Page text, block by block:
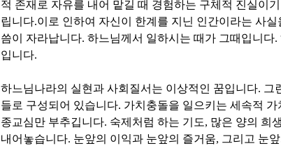
적 존재로 자유를 내어 맡길 때 경험하는 구체적 진실이
립니다.이로 인하여 자신이 한계를 지닌 인간이라는 사
씀이 자라납니다. 하느님께서 일하시는 때가 그때입니다.
입니다.
하느님나라의 실현과 사회질서는 이상적인 꿈입니다. 그
들로 구성되어 있습니다. 가치충돌을 일으키는 세속적
종교심만 부추깁니다. 숙제처럼 하는 기도, 많은 양의 희
내어놓습니다. 눈앞의 이익과 눈앞의 즐거움, 그리고 눈